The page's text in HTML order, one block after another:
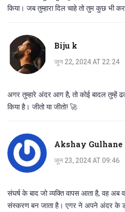
किया। जब तुम्हारा दिल चाहे तो तुम कुछ भी
Biju k
जून 22, 2024 AT 22:24
अगर तुम्हारे अंदर आग है, तो कोई बादल तुम्हें
किया है। जीतो या जीतो! 🚀
Akshay Gulhane
जून 23, 2024 AT 09:46
संघर्ष के बाद जो व्यक्ति वापस आता है, वह अब
संस्करण बन जाता है। एगर ने अपने अंदर के